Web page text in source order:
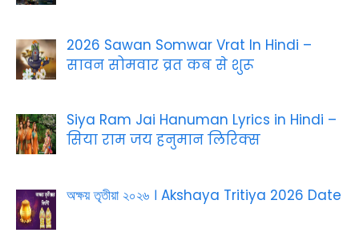
2026 Sawan Somwar Vrat In Hindi –
सावन सोमवार व्रत कब से शुरू
Siya Ram Jai Hanuman Lyrics in Hindi –
सिया राम जय हनुमान लिरिक्स
অক্ষয় তৃতীয়া ২০২৬ । Akshaya Tritiya 2026 Date